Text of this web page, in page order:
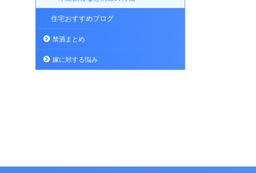
住宅おすすめブログ
禁酒まとめ
嫁に対する悩み